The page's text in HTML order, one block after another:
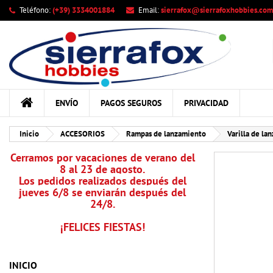
Teléfono:(+39) 3334001884 Email:sierrafox@sierrafoxhobbies.com
ENVÍO PAGOS SEGUROS PRIVACIDAD
Inicio ACCESORIOS Rampas de lanzamiento Varilla de
Cerramos por vacaciones de verano del
8 al 23 de agosto.
Los pedidos realizados después del
jueves 6/8 se enviarán después del
24/8.
¡FELICES FIESTAS!
INICIO